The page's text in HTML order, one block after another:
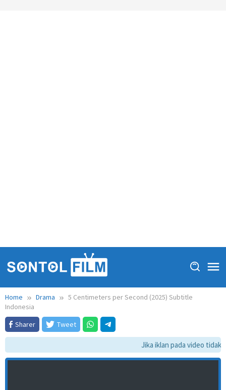
Home Drama
5 Centimeters per Second (2025) Subtitle
Indonesia
Sharer
Tweet
Jika iklan pada video tidak